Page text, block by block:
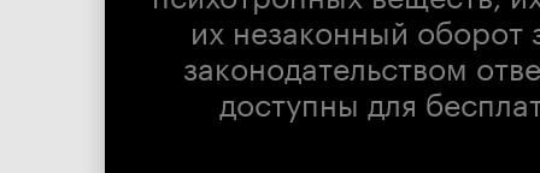
их незаконный оборот
законодательством
доступны для